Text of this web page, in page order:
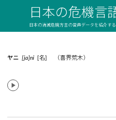
日本の危機言
日本の消滅危機方言の音声データを紹介す
ヤニ [ja]ni [名] （喜界荒木）